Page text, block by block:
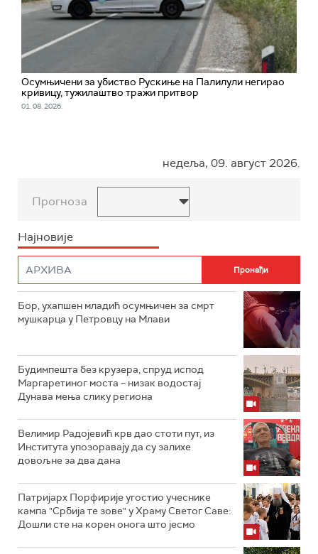
Oсумњичени за убиство Рускиње на Палилули негирао
кривицу, тужилаштво тражи притвор
01. 08. 2026.
недеља, 09. август 2026.
Прогноза
Најновије
Бор, ухапшен младић осумњичен за смрт
мушкарца у Петровцу на Млави
Будимпешта без крузера, спруд испод
Маргаретиног моста – низак водостај
Дунава мења слику региона
Велимир Радојевић крв дао стоти пут, из
Института упозоравају да су залихе
довољне за два дана
Патријарх Порфирије угостио учеснике
кампа "Србија те зове" у Храму Светог Саве:
Дошли сте на корен онога што јесмо